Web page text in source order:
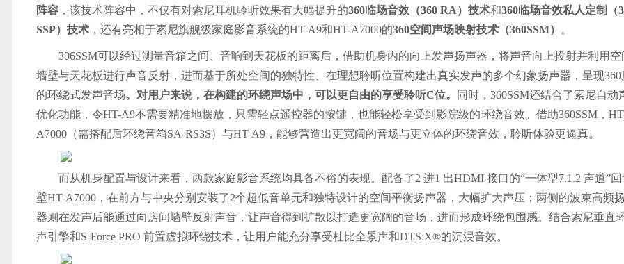
阵容 ，该技术阵容中，不仅有对索尼耳机聆听效果有大幅提升的360临场音效（360 RA）技术和360临场音效私人定制（
SSP）技术 ，还有亮相于索尼旗舰级家庭影音系统的HT-A9和HT-A7000的360空间声场映射技术（360SSM） 。
306SSM可以经过测量音箱之间、音响到天花板的距离后，借助机身内的向上发声扬声器，将声音向上投射并利用空
墙壁与天花板进行声音反射，进而基于所处空间的独特性、在理想聆听位置构建出真实发声的多个幻象扬声器，呈现360
的环绕式发声音场。对用户来说，在构建的环绕声场中，可以更自由的享受聆听C位。
同时，360SSM还结合了索尼自动
优化功能，令HT-A9不需要精准地摆放，只需轻点遥控器的按键，也能轻松享受到影院级的环绕音效。借助360SSM，
A7000（需搭配后环绕音箱SA-RS3S）与HT-A9，能够营造出更宽阔的音场与更立体的环绕音效，聆听体验更逼真。
而从机身配置与设计来看，两款家庭影音系统均具备不俗的表现。配备了2 进1 出HDMI 接口的“一体型7.1.2 声道”
壁HT-A7000，在前方与中央分别安装了2个超低音单元和独特设计的空间平衡扬声器，大幅扩大声压；两侧的波束高频
器则在发声后能通过向房间墙壁反射声音，让声音得到扩散以打造更宽阔的音场，进而形成环绕包围感。结合索尼垂直
声引擎和S-Force PRO 前置虚拟环绕技术，让用户能充分享受杜比全景声和DTS:X®的沉浸音效。